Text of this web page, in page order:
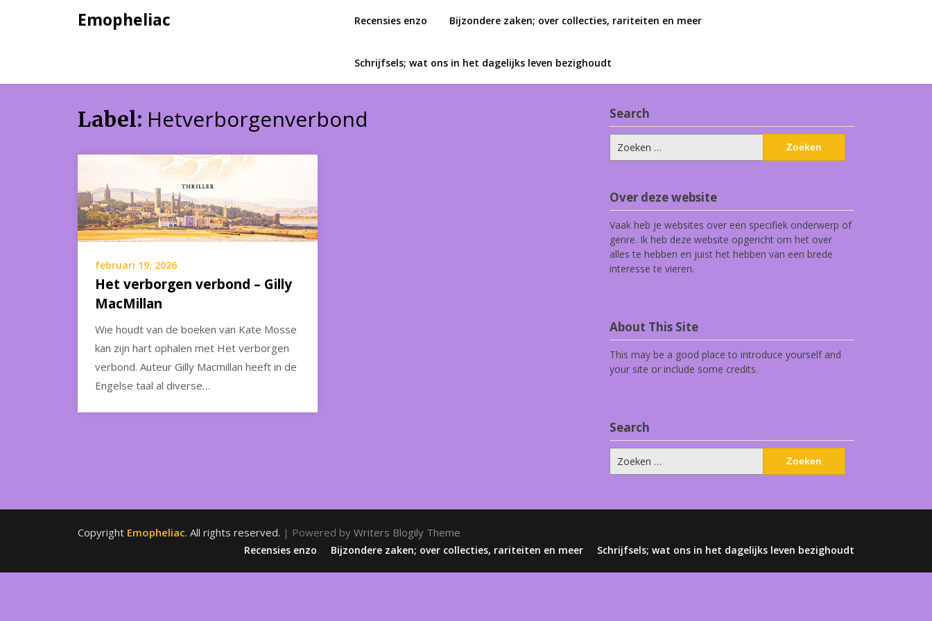
Emopheliac Recensies enzo Bijzondere zaken; over collecties, rariteiten en meer
Schrijfsels; wat ons in het dagelijks leven bezighoudt
Label: Hetverborgenverbond
februari 19, 2026
Het verborgen verbond – Gilly
MacMillan
Wie houdt van de boeken van Kate Mosse
kan zijn hart ophalen met Het verborgen
verbond. Auteur Gilly Macmillan heeft in de
Engelse taal al diverse…
Search
naar:
Over deze website
Vaak heb je websites over een specifiek onderwerp of
genre. Ik heb deze website opgericht om het over
alles te hebben en juist het hebben van een brede
interesse te vieren.
About This Site
This may be a good place to introduce yourself and
your site or include some credits.
Search
naar:
Copyright Emopheliac. All rights reserved. | Powered by Writers Blogily Theme
Recensies enzo Bijzondere zaken; over collecties, rariteiten en meer Schrijfsels; wat ons in het dagelijks leven bezighoudt